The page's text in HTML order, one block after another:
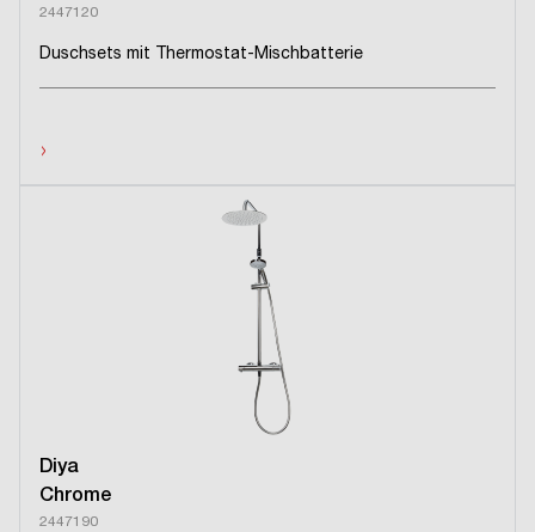
2447120
Duschsets mit Thermostat-Mischbatterie
›
Diya
Chrome
2447190